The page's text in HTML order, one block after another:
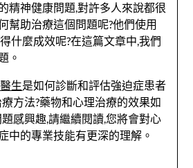
精神健康問題,對許多人來說都很
幫助治療這個問題呢?他們使用
什麼成效呢?在這篇文章中,我們
。
生是如何診斷和評估強迫症患者
方法?藥物和心理治療的效果如
感興趣,請繼續閱讀,您將會對心
中的專業技能有更深的理解。